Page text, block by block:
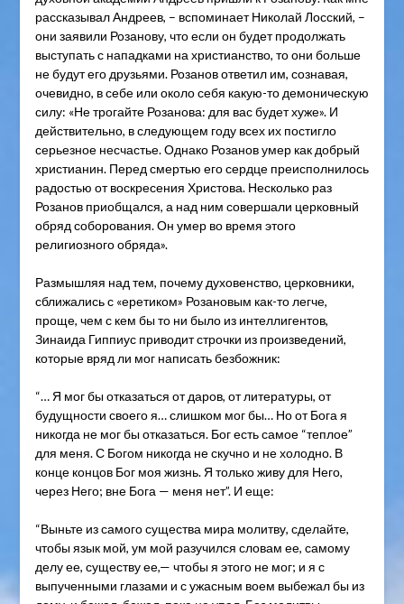
рассказывал Андреев, – вспоминает Николай Лосский, –
они заявили Розанову, что если он будет продолжать
выступать с нападками на христианство, то они больше
не будут его друзьями. Розанов ответил им, сознавая,
очевидно, в себе или около себя какую-то демоническую
силу: «Не трогайте Розанова: для вас будет хуже». И
действительно, в следующем году всех их постигло
серьезное несчастье. Однако Розанов умер как добрый
христианин. Перед смертью его сердце преисполнилось
радостью от воскресения Христова. Несколько раз
Розанов приобщался, а над ним совершали церковный
обряд соборования. Он умер во время этого
религиозного обряда».
Размышляя над тем, почему духовенство, церковники,
сближались с «еретиком» Розановым как-то легче,
проще, чем с кем бы то ни было из интеллигентов,
Зинаида Гиппиус приводит строчки из произведений,
которые вряд ли мог написать безбожник:
“… Я мог бы отказаться от даров, от литературы, от
будущности своего я… слишком мог бы… Но от Бога я
никогда не мог бы отказаться. Бог есть самое “теплое”
для меня. С Богом никогда не скучно и не холодно. В
конце концов Бог моя жизнь. Я только живу для Него,
через Него; вне Бога — меня нет”. И еще:
“Выньте из самого существа мира молитву, сделайте,
чтобы язык мой, ум мой разучился словам ее, самому
делу ее, существу ее,— чтобы я этого не мог; и я с
выпученными глазами и с ужасным воем выбежал бы из